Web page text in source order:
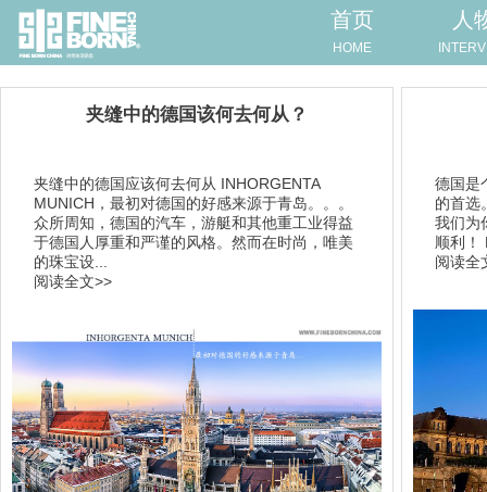
首页
HOME
人
夹缝中的德国该何去何从？
夹缝中的德国应该何去何从 INHORGENTA
MUNICH，最初对德国的好感来源于青岛。。。
众所周知，德国的汽车，游艇和其他重工业得益
于德国人厚重和严谨的风格。然而在时尚，唯美
的珠宝设...
阅读全文>>
德国是
的首选
我们为
顺利！
阅读全